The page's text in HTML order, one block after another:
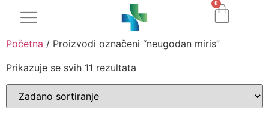
0
Početna / Proizvodi označeni “neugodan miris”
Prikazuje se svih 11 rezultata